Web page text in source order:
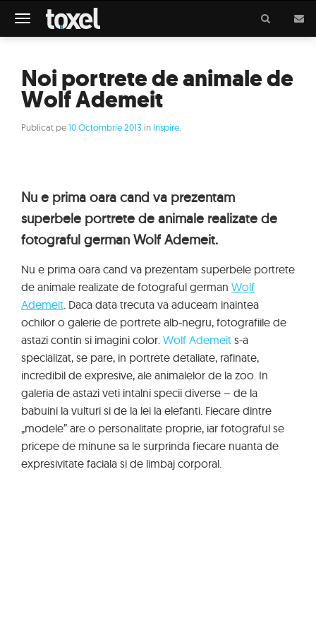
Meniu
Noi portrete de animale de
Wolf Ademeit
Publicat pe10 Octombrie 2013 in Inspire
Nu e prima oara cand va prezentam
superbele portrete de animale realizate de
fotograful german Wolf Ademeit.
Nu e prima oara cand va prezentam superbele portrete
de animale realizate de fotograful german Wolf
Ademeit. Daca data trecuta va aduceam inaintea
ochilor o galerie de portrete alb-negru, fotografiile de
astazi contin si imagini color. Wolf Ademeit s-a
specializat, se pare, in portrete detaliate, rafinate,
incredibil de expresive, ale animalelor de la zoo. In
galeria de astazi veti intalni specii diverse – de la
babuini la vulturi si de la lei la elefanti. Fiecare dintre
„modele” are o personalitate proprie, iar fotograful se
pricepe de minune sa le surprinda fiecare nuanta de
expresivitate faciala si de limbaj corporal.